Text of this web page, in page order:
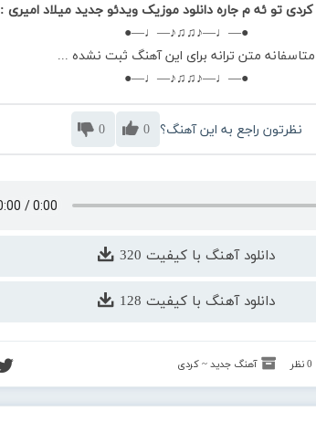
تو ئه م جاره دانلود موزیک ویدئو جدید میلاد امیری :
●—♩—♪♫♫♪—♩—●
متاسفانه متن ترانه برای این آهنگ ثبت نشده ...
●—♩—♪♫♫♪—♩—●
نظرتون راجع به این آهنگ؟ 0
0
دانلود آهنگ با کیفیت 320
دانلود آهنگ با کیفیت 128
0 نظر آهنگ جدید ~ کردی